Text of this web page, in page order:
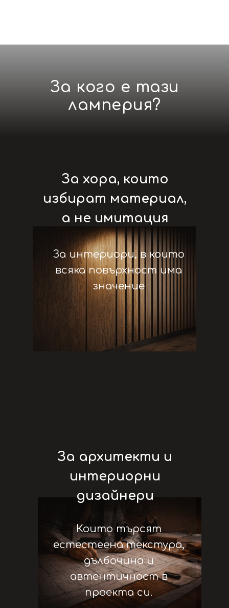
За кого е тази
ламперия?
За интериори, в които
всяка повърхност има
значение
За хора, които
избират материал,
а не имитация
Които търсят
естестеена текстура,
дълбочина и
автентичност в
проекта си.
За архитекти и
интериорни
дизайнери